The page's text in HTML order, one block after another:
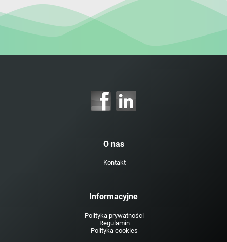
O nas
Kontakt
Informacyjne
Polityka prywatności
Regulamin
Polityka cookies